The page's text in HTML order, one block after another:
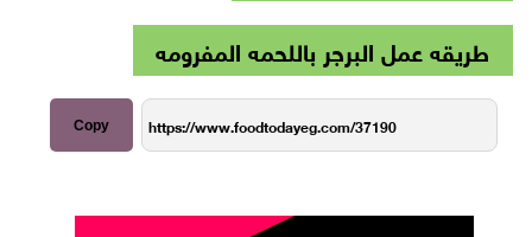
طريقه عمل البرجر باللحمه المفرومه
Copy